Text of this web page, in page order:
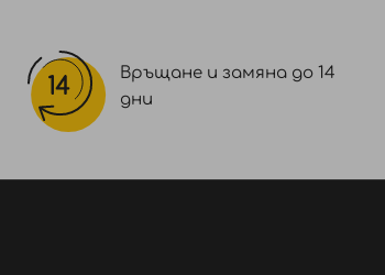
Връщане и замяна до 14
дни